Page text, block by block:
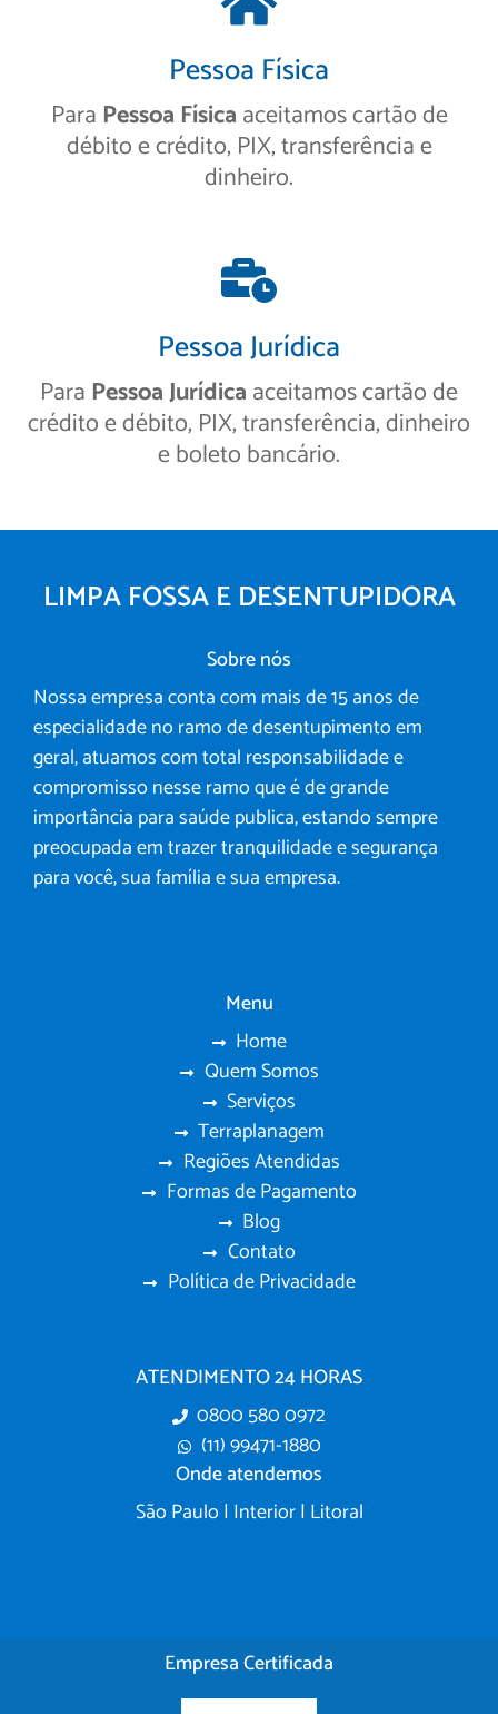
Pessoa Física
Para Pessoa Físicaaceitamos cartão de
débito e crédito, PIX, transferência e
dinheiro.
Pessoa Jurídica
Para Pessoa Jurídicaaceitamos cartão de
crédito e débito, PIX, transferência, dinheiro
e boleto bancário.
LIMPA FOSSA E DESENTUPIDORA
Sobre nós
Nossa empresa conta com mais de 15 anos de
especialidade no ramo de desentupimento em
geral, atuamos com total responsabilidade e
compromisso nesse ramo que é de grande
importância para saúde publica, estando sempre
preocupada em trazer tranquilidade e segurança
para você, sua família e sua empresa.
Menu
Home
Quem Somos
Serviços
Terraplanagem
Regiões Atendidas
Formas de Pagamento
Blog
Contato
Política de Privacidade
ATENDIMENTO 24 HORAS
0800 580 0972
(11) 99471-1880
Onde atendemos
São Paulo | Interior | Litoral
Empresa Certificada